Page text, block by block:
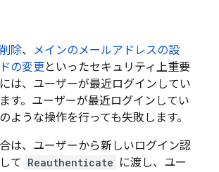
除、 メインのメールアドレスの設
の変更といったセキュリティ上重要
は、ユーザーが最近ログインしてい
す。ユーザーが最近ログインしてい
ような操作を行っても失敗します。
は、ユーザーから新しいログイン認
て Reauthenticate に渡し、ユー